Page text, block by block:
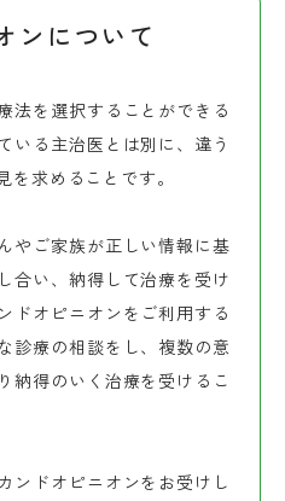
ンについて
法を選択することができる
いる主治医とは別に、違う
求めることです。
やご家族が正しい情報に基
合い、納得して治療を受け
ドオピニオンをご利用する
診療の相談をし、複数の意
納得のいく治療を受けるこ
ンドオピニオンをお受けし